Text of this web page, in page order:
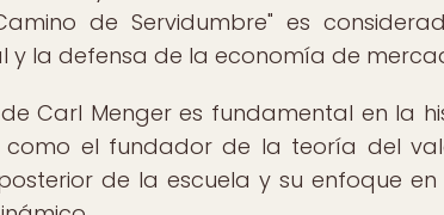
de Servidumbre" es
y la defensa de la economía de
Carl Menger es fundamental en la
el fundador de la teoría del
de la escuela y su enfoque